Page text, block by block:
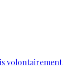
volontairement